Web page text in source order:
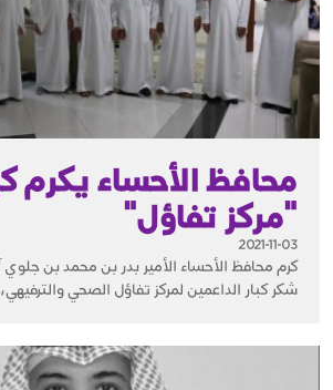
محافظ الأحساء يكرم
"مركز تفاؤل"
2021-11-03
كرم محافظ الأحساء الأمير بدر بن محمد بن
شكر كبار الداعمين لمركز تفاؤل الصحي